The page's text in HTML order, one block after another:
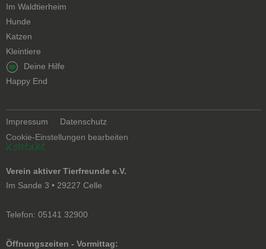
Navigation
überspringen
Im Waldtierheim
Hunde
Katzen
Kleintiere
Navigation
überspringen
Deine Hilfe
Happy End
Navigation
überspringen
Impressum
Datenschutz
Cookie-Einstellungen bearbeiten
Kontakt
Verein aktiver Tierfreunde e.V.
Im Sande 3 • 29227 Celle
Telefon: 05141 32900
Öffnungszeiten - Vormittag: